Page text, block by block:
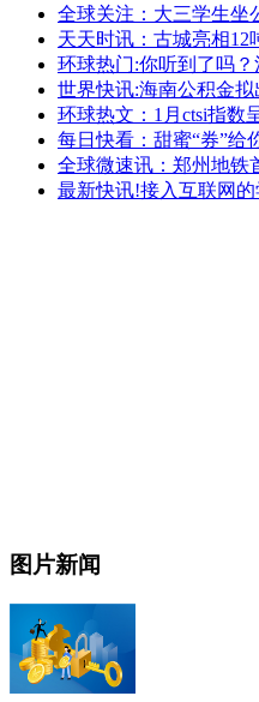
全球关注：大三学生坐
天天时讯：古城亮相12
环球热门:你听到了吗
世界快讯:海南公积金拟
环球热文：1月ctsi指数
每日快看：甜蜜“券”给
全球微速讯：郑州地铁
最新快讯!接入互联网的
图片新闻